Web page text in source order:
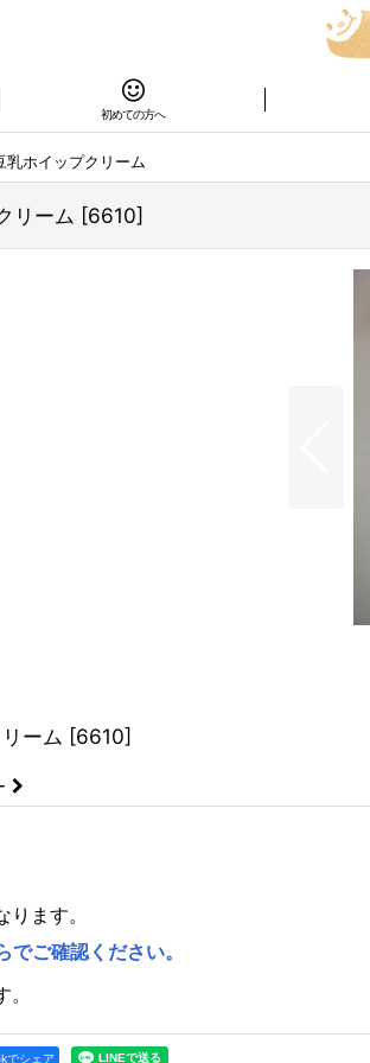
初めての方へ
乳ホイップクリーム
リーム [6610]
ーム [6610]
ます。
ご確認ください。
でシェア